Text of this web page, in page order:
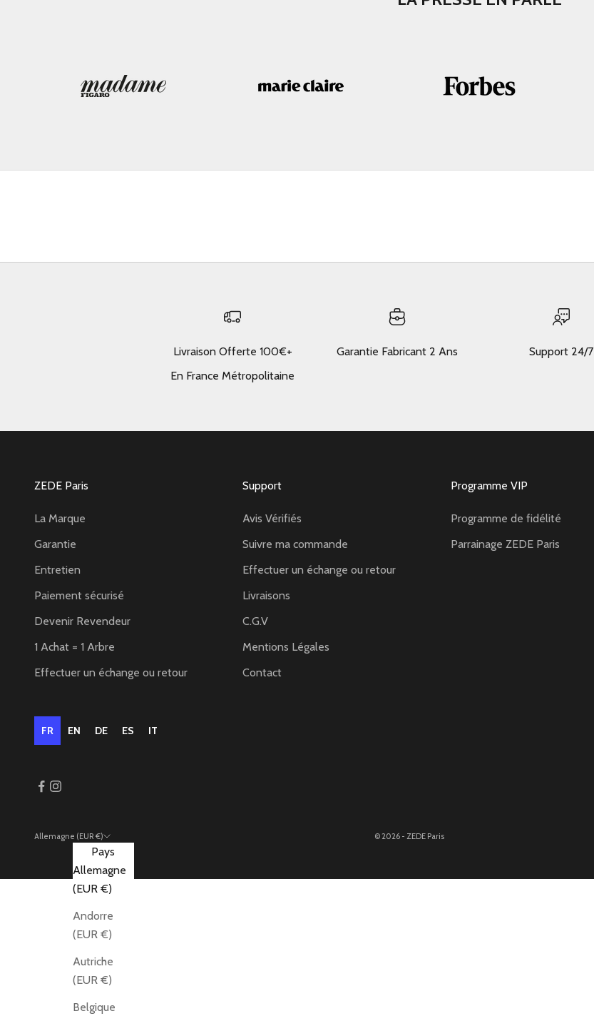
Livraison Offerte 100€+
En France Métropolitaine
Garantie Fabricant 2 Ans Support 24/7
ZEDE Paris
La Marque
Garantie
Entretien
Paiement sécurisé
Devenir Revendeur
1 Achat = 1 Arbre
Effectuer un échange ou retour
Support
Avis Vérifiés
Suivre ma commande
Effectuer un échange ou retour
Livraisons
C.G.V
Mentions Légales
Contact
Programme VIP
Programme de fidélité
Parrainage ZEDE Paris
FR EN DE ES IT
Allemagne (EUR €)
Pays
Allemagne
(EUR €)
Andorre
(EUR €)
Autriche
(EUR €)
Belgique
© 2026 - ZEDE Paris